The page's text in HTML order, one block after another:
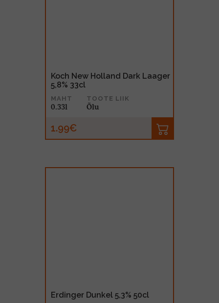
Koch New Holland Dark Laager
5,8% 33cl
MAHT
0.33l
TOOTE LIIK
Õlu
1.99€
Erdinger Dunkel 5,3% 50cl